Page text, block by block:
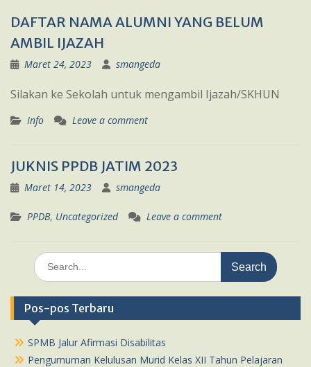
DAFTAR NAMA ALUMNI YANG BELUM
AMBIL IJAZAH
Maret 24, 2023 smangeda
Silakan ke Sekolah untuk mengambil Ijazah/SKHUN
Info Leave a comment
JUKNIS PPDB JATIM 2023
Maret 14, 2023 smangeda
PPDB, Uncategorized Leave a comment
Search
for:
Pos-pos Terbaru
SPMB Jalur Afirmasi Disabilitas
Pengumuman Kelulusan Murid Kelas XII Tahun Pelajaran